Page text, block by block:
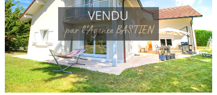
voir le
bien